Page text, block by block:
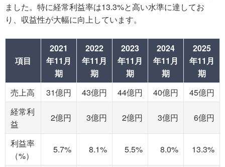
ました。特に経常利益率は13.3%と高い水準に達してお
り、収益性が大幅に向上しています。
項目
2021
年11月
期
2022
年11月
期
2023
年11月
期
2024
年11月
期
2025
年11月
期
売上高
31億円 43億円 44億円 40億円
45億円
経常利
益
2億円 3億円 2億円 3億円 6億円
利益率
（%）
5.7% 8.1% 5.5% 8.0% 13.3%